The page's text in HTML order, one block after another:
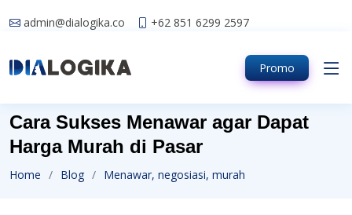
admin@dialogika.co +62 851 6299 2597
Promo
Cara Sukses Menawar agar Dapat
Harga Murah di Pasar
Home Blog Menawar, negosiasi, murah